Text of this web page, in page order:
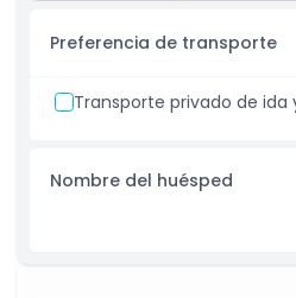
Preferencia de transporte
Transporte privado de ida
Nombre del huésped